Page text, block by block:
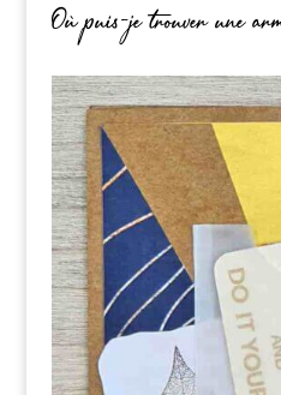
Où puis-je trouver une